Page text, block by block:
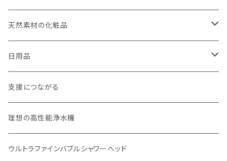
weck（ドイツ生まれのガラス容器）
パーツ
スタッシャー（シリコンの保存容器）
お弁当箱
無塗装カトラリー
マイボトル
玄米（定期便）
白米（定期便）
分づき米（定期便）
玄米（1回購入）
白米（1回購入）
天然素材の化粧品
日焼け止め
ヘアケア
スキンケア
リップバーム
日用品
国産シャンプーバー・コンディショナーバー
オーラルケア
生分解性ソープ類・せっけん
支援につながる
理想の高性能浄水機
ウルトラファインバブルシャワーヘッド